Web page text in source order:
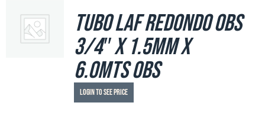
Tubo LAF Redondo OBS
3/4″ x 1.5mm x
6.0mts OBS
Login to see price